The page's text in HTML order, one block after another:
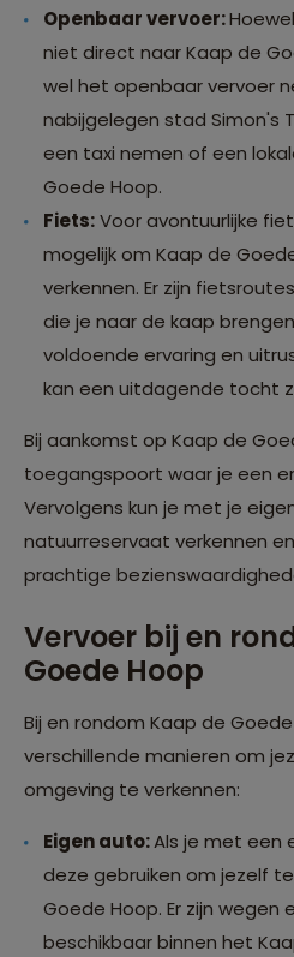
Openbaar vervoer:
niet direct naar Kaap de
wel het openbaar vervoer
nabijgelegen stad Simon's
een taxi nemen of een
Goede Hoop.
Fiets:Voor avontuurlijke
mogelijk om Kaap de
verkennen. Er zijn
die je naar de kaap
voldoende ervaring en
kan een uitdagende tocht
Bij aankomst op Kaap de
toegangspoort waar je een
Vervolgens kun je met je
natuurreservaat verkennen
prachtige
Vervoer bij en
Goede Hoop
Bij en rondom Kaap de
verschillende manieren om
omgeving te verkennen:
Eigen auto:Als je met een
deze gebruiken om jezelf
Goede Hoop. Er zijn
beschikbaar binnen het